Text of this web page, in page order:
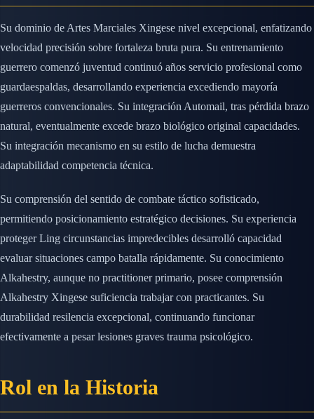
Su dominio de Artes Marciales Xingese nivel excepcional, enfatizando
velocidad precisión sobre fortaleza bruta pura. Su entrenamiento
guerrero comenzó juventud continuó años servicio profesional como
guardaespaldas, desarrollando experiencia excediendo mayoría
guerreros convencionales. Su integración Automail, tras pérdida brazo
natural, eventualmente excede brazo biológico original capacidades.
Su integración mecanismo en su estilo de lucha demuestra
adaptabilidad competencia técnica.
Su comprensión del sentido de combate táctico sofisticado,
permitiendo posicionamiento estratégico decisiones. Su experiencia
proteger Ling circunstancias impredecibles desarrolló capacidad
evaluar situaciones campo batalla rápidamente. Su conocimiento
Alkahestry, aunque no practitioner primario, posee comprensión
Alkahestry Xingese suficiencia trabajar con practicantes. Su
durabilidad resilencia excepcional, continuando funcionar
efectivamente a pesar lesiones graves trauma psicológico.
Rol en la Historia